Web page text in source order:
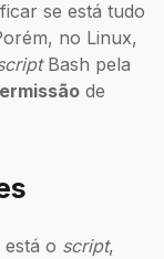
se está tudo
no Linux,
Bash pela
de
o script,